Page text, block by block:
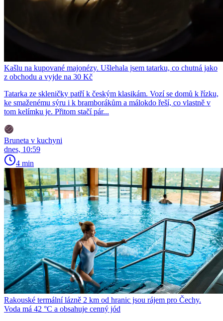
Kašlu na kupované majonézy. Ušlehala jsem tatarku, co chutná jako
z obchodu a vyjde na 30 Kč
Tatarka ze skleničky patří k českým klasikám. Vozí se domů k řízku,
ke smaženému sýru i k bramborákům a málokdo řeší, co vlastně v
tom kelímku je. Přitom stačí pár...
Bruneta v kuchyni
dnes, 10:59
4 min
Rakouské termální lázně 2 km od hranic jsou rájem pro Čechy.
Voda má 42 °C a obsahuje cenný jód